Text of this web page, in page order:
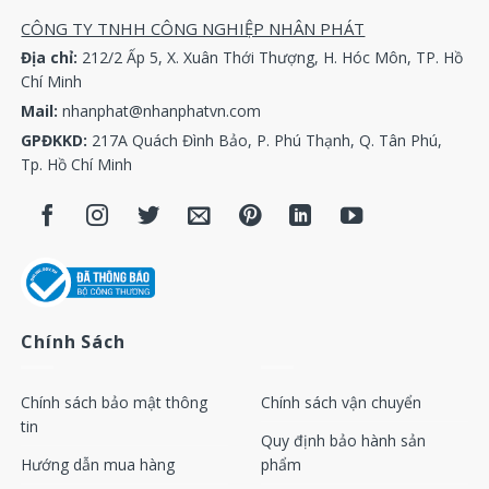
2906010000 2906010100 2906020300 2906020400
2906020500 2906057800 2904007000 2904107400
2904006100 1613913900 1622089500 1622001500
1092015400 1622315400 1092020200 1622660800
1621875000 1621574399 1089057533 1089057529
1089057578 1089057507 1089057534 2906904100
1621875099 2906905800 1612386900 1613692100
1089057535 1089057578 1089057528 1089057574
1089057534 1089057526 1089057511 1089057521
1089057520 1089057404 1089057549 1089057507
1622311044 1622311023 1622311024 1622311035
1622311036 1622311025 1622311026 1612386900
1613750200 2901034300 2901146300 2901145300
2906056300 2901029850 1622375980 2906009300
CÔNG TY TNHH CÔNG NGHIỆP NHÂN PHÁT
Địa chỉ: 212/2 Ấp 5, X. Xuân Thới Thượng, H. Hóc Môn, TP. Hồ
Chí Minh
Mail:nhanphat@nhanphatvn.com
GPĐKKD: 217A Quách Đình Bảo, P. Phú Thạnh, Q. Tân Phú,
Tp. Hồ Chí Minh
Chính Sách
Chính sách bảo mật thông
tin
Hướng dẫn mua hàng
Chính sách vận chuyển
Quy định bảo hành sản
phẩm